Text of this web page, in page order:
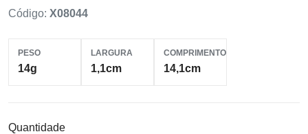
Código: X08044
PESO
14g
LARGURA
1,1cm
COMPRIMENTO
14,1cm
Quantidade